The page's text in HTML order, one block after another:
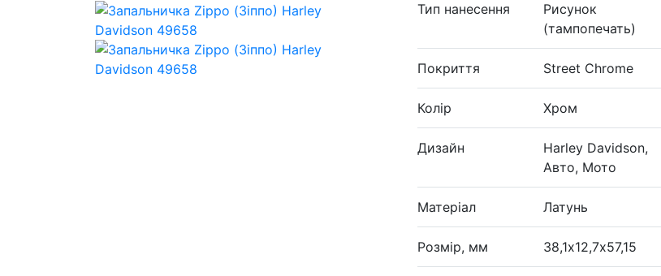
Тип нанесення
Рисунок
(тампопечать)
Покриття Street Chrome
Колір Хром
Дизайн
Harley Davidson,
Авто, Мото
Матеріал Латунь
Розмір, мм 38,1х12,7х57,15